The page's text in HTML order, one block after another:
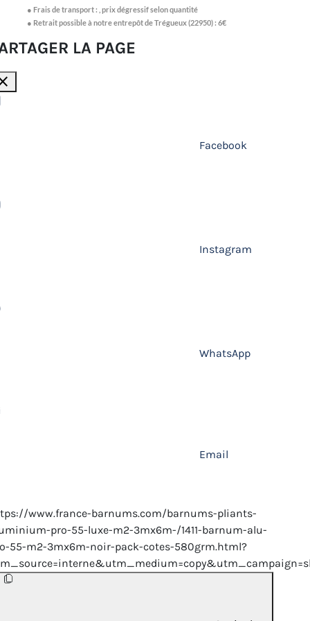
●Frais de transport : ,prix dégressif selon quantité
● Retrait possible à notre entrepôt de Trégueux (22950) : 6€
LA PAGE
Facebook
Instagram
WhatsApp
Email
www.france-barnums.com/barnums-pliants-
pro-55-luxe-m2-3mx6m-/1411-barnum-alu-
55-m2-3mx6m-noir-pack-cotes-580grm.html?